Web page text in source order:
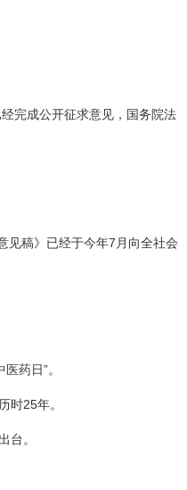
完成公开征求意见，国务院法
见稿》已经于今年7月向全社会
药日”。
时25年。
台。